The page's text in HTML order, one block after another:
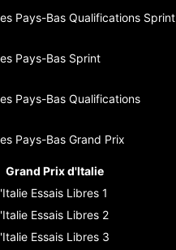
Pays-Bas Qualifications Sprint
Pays-Bas Sprint
Pays-Bas Qualifications
Pays-Bas Grand Prix
Grand Prix d'Italie
Essais Libres 1
Essais Libres 2
Essais Libres 3